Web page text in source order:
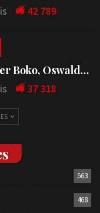
42 789
Boko, Oswald…
37 318
563
468